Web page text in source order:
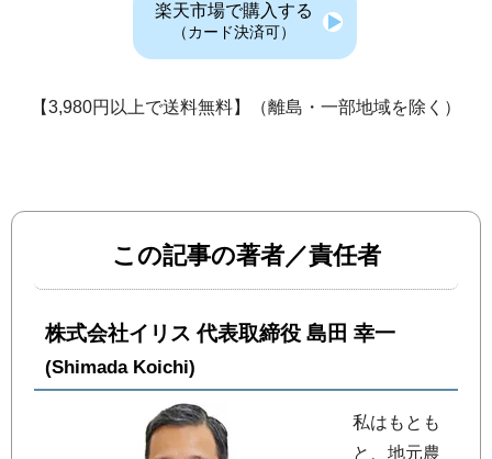
楽天市場で購入する
（カード決済可）
【3,980円以上で送料無料】（離島・一部地域を除く）
この記事の著者／責任者
株式会社イリス 代表取締役 島田 幸一
(Shimada Koichi)
私はもとも
と、地元農